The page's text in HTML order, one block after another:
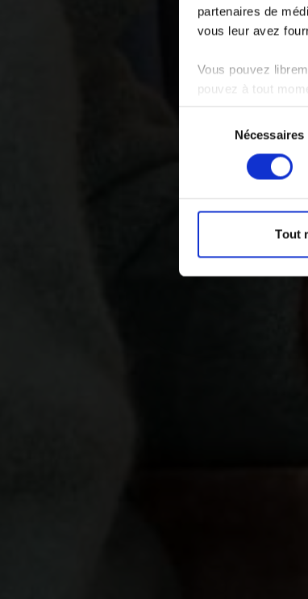
partenaires de
vous leur avez
Vous pouvez
pouvez à tout
consentement
Nécessaires
Tout